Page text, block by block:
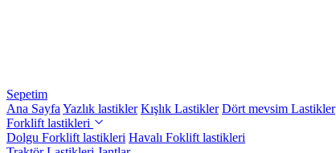
Sepetim
Ana Sayfa Yazlık lastikler Kışlık Lastikler Dört mevsim Lastikler
Forklift lastikleri
Dolgu Forklift lastikleri Havalı Foklift lastikleri